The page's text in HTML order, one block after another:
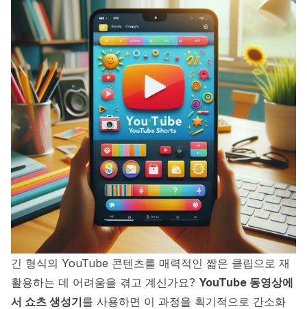
긴 형식의 YouTube 콘텐츠를 매력적인 짧은 클립으로 재
활용하는 데 어려움을 겪고 계신가요? YouTube 동영상에
서 쇼츠 생성기를 사용하면 이 과정을 획기적으로 간소화